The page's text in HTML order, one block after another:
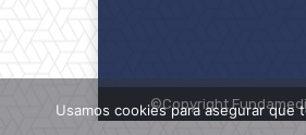
©Copyright
Usamos cookies para asegurar